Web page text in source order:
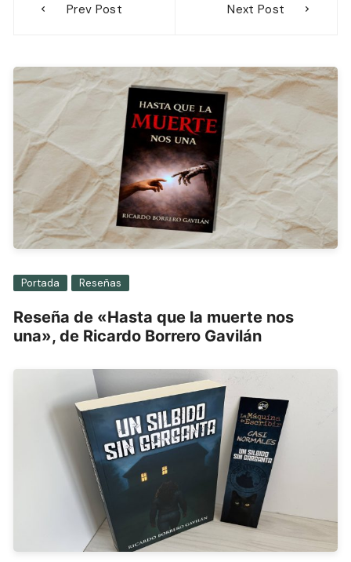
Prev Post Next Post
Portada Reseñas
Reseña de «Hasta que la muerte nos
una», de Ricardo Borrero Gavilán